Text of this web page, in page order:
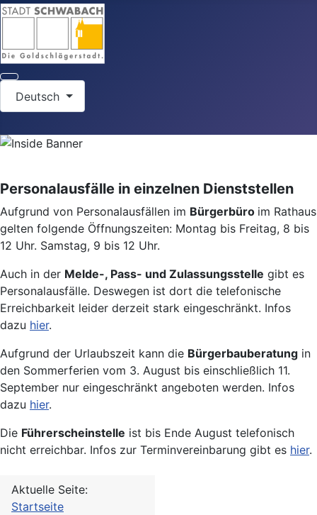
Deutsch
Personalausfälle in einzelnen Dienststellen
Aufgrund von Personalausfällen im Bürgerbüro im Rathaus
gelten folgende Öffnungszeiten: Montag bis Freitag, 8 bis
12 Uhr. Samstag, 9 bis 12 Uhr.
Auch in der Melde-, Pass- und Zulassungsstelle gibt es
Personalausfälle. Deswegen ist dort die telefonische
Erreichbarkeit leider derzeit stark eingeschränkt. Infos
dazu hier.
Aufgrund der Urlaubszeit kann die Bürgerbauberatung in
den Sommerferien vom 3. August bis einschließlich 11.
September nur eingeschränkt angeboten werden. Infos
dazu hier.
Die Führerscheinstelle ist bis Ende August telefonisch
nicht erreichbar. Infos zur Terminvereinbarung gibt es hier.
Aktuelle Seite:
Startseite